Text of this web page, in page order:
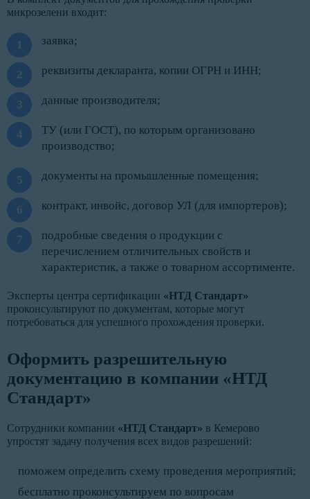
микрозелени входит:
заявка;
реквизиты декларанта, копии ОГРН и ИНН;
данные производителя;
ТУ (или ГОСТ), по которым организовано
производство;
документы на промышленные помещения;
контракт, инвойс, договор УЛ (для импортеров);
подробные сведения о продукции с
перечислением отличительных свойств и
характеристик, а также о товарном ассортименте.
Эксперты центра сертификации «НТД Стандарт»
проконсультируют по документам, которые могут
потребоваться для успешного прохождения проверки.
Оформить разрешительную
документацию в компании «НТД
Стандарт»
Сотрудники компании «НТД Стандарт» в Кемерово
упростят задачу получения всех видов разрешений:
поможем определить схему проведения мероприятий;
бесплатно проконсультируем по вопросам